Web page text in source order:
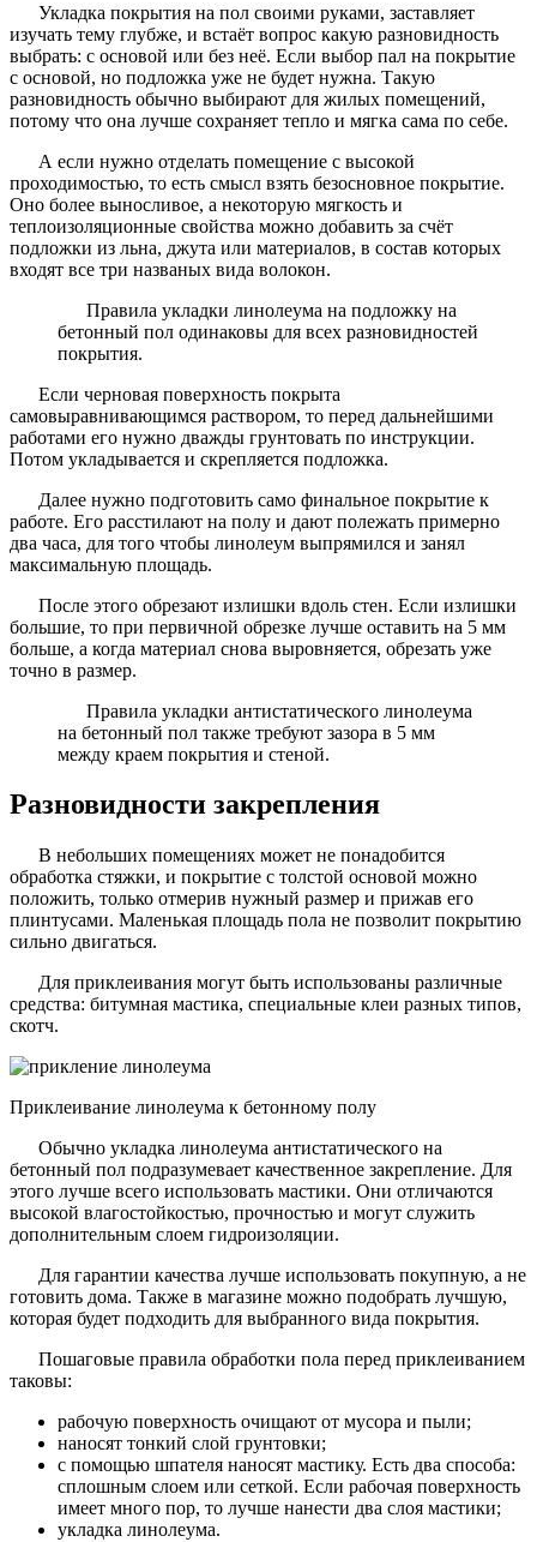
Укладка покрытия на пол своими руками, заставляет
изучать тему глубже, и встаёт вопрос какую разновидность
выбрать: с основой или без неё. Если выбор пал на покрытие
с основой, но подложка уже не будет нужна. Такую
разновидность обычно выбирают для жилых помещений,
потому что она лучше сохраняет тепло и мягка сама по себе.
А если нужно отделать помещение с высокой
проходимостью, то есть смысл взять безосновное покрытие.
Оно более выносливое, а некоторую мягкость и
теплоизоляционные свойства можно добавить за счёт
подложки из льна, джута или материалов, в состав которых
входят все три названых вида волокон.
Правила укладки линолеума на подложку на
бетонный пол одинаковы для всех разновидностей
покрытия.
Если черновая поверхность покрыта
самовыравнивающимся раствором, то перед дальнейшими
работами его нужно дважды грунтовать по инструкции.
Потом укладывается и скрепляется подложка.
Далее нужно подготовить само финальное покрытие к
работе. Его расстилают на полу и дают полежать примерно
два часа, для того чтобы линолеум выпрямился и занял
максимальную площадь.
После этого обрезают излишки вдоль стен. Если излишки
большие, то при первичной обрезке лучше оставить на 5 мм
больше, а когда материал снова выровняется, обрезать уже
точно в размер.
Правила укладки антистатического линолеума
на бетонный пол также требуют зазора в 5 мм
между краем покрытия и стеной.
Разновидности закрепления
В небольших помещениях может не понадобится
обработка стяжки, и покрытие с толстой основой можно
положить, только отмерив нужный размер и прижав его
плинтусами. Маленькая площадь пола не позволит покрытию
сильно двигаться.
Для приклеивания могут быть использованы различные
средства: битумная мастика, специальные клеи разных типов,
скотч.
Приклеивание линолеума к бетонному полу
Обычно укладка линолеума антистатического на
бетонный пол подразумевает качественное закрепление. Для
этого лучше всего использовать мастики. Они отличаются
высокой влагостойкостью, прочностью и могут служить
дополнительным слоем гидроизоляции.
Для гарантии качества лучше использовать покупную, а не
готовить дома. Также в магазине можно подобрать лучшую,
которая будет подходить для выбранного вида покрытия.
Пошаговые правила обработки пола перед приклеиванием
таковы:
рабочую поверхность очищают от мусора и пыли;
наносят тонкий слой грунтовки;
с помощью шпателя наносят мастику. Есть два способа:
сплошным слоем или сеткой. Если рабочая поверхность
имеет много пор, то лучше нанести два слоя мастики;
укладка линолеума.